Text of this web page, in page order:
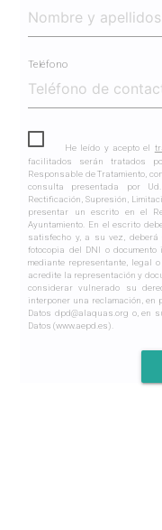
Teléfono
He leído y acepto el
facilitados serán tratados
Responsable de Tratamiento,
consulta presentada por
Rectificación, Supresión,
presentar un escrito en el
Ayuntamiento. En el escrito
satisfecho y, a su vez,
fotocopia del DNI o
mediante representante, legal
acredite la representación y
considerar vulnerado su
interponer una reclamación, en
Datos dpd@alaquas.org o, en
Datos (www.aepd.es).